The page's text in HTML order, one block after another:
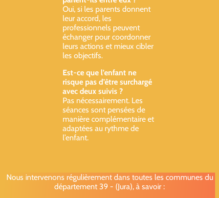
Oui, si les parents donnent
leur accord, les
professionnels peuvent
échanger pour coordonner
leurs actions et mieux cibler
les objectifs.
Est-ce que l’enfant ne
risque pas d’être surchargé
avec deux suivis ?
Pas nécessairement. Les
séances sont pensées de
manière complémentaire et
adaptées au rythme de
l’enfant.
Nous intervenons régulièrement dans toutes les communes du
département 39 - (Jura), à savoir :